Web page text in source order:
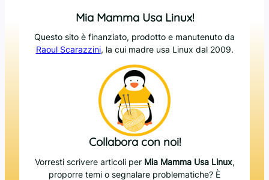
Mia Mamma Usa Linux!
Questo sito è finanziato, prodotto e manutenuto da
Raoul Scarazzini, la cui madre usa Linux dal 2009.
Collabora con noi!
Vorresti scrivere articoli per Mia Mamma Usa Linux,
proporre temi o segnalare problematiche? È